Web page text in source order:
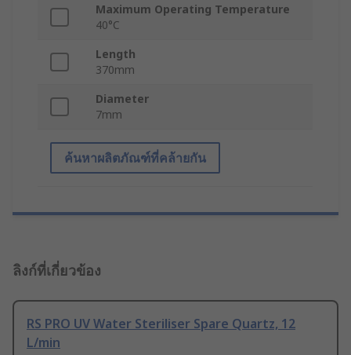
Maximum Operating Temperature
40°C
Length
370mm
Diameter
7mm
ค้นหาผลิตภัณฑ์ที่คล้ายกัน
ลิงก์ที่เกี่ยวข้อง
RS PRO UV Water Steriliser Spare Quartz, 12
L/min